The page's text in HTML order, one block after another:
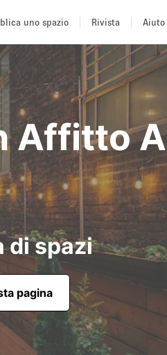
uno spazio Rivista Aiuto
Affitto A
di spazi
pagina